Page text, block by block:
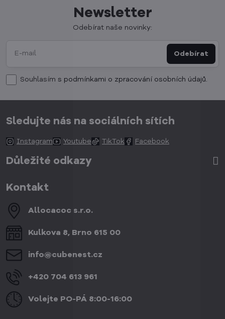
Newsletter
Odebírat naše novinky:
Odebírat
Souhlasím s podmínkami o zpracování osobních údajů.
Sledujte nás na sociálních sítích
Instagram Youtube TikTok Facebook
Důležité odkazy
Kontakt
Allocacoc s​.r​.o​.
Kulkova 8, Brno 615 00
info​@cubenest​.cz
+420 704 613 961
Volejte PO-PÁ 8:00-16:00